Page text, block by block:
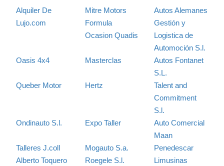
Alquiler De
Lujo.com
Mitre Motors
Autos Alemanes
Formula
Ocasion Quadis
Gestión y
Logistica de
Automoción S.l.
Oasis 4x4
Masterclas
Autos Fontanet
S.L.
Queber Motor
Hertz
Talent and
Commitment
S.l.
Ondinauto S.l.
Expo Taller
Auto Comercial
Maan
Talleres J.coll
Mogauto S.a.
Penedescar
Alberto Toquero
Roegele S.l.
Limusinas